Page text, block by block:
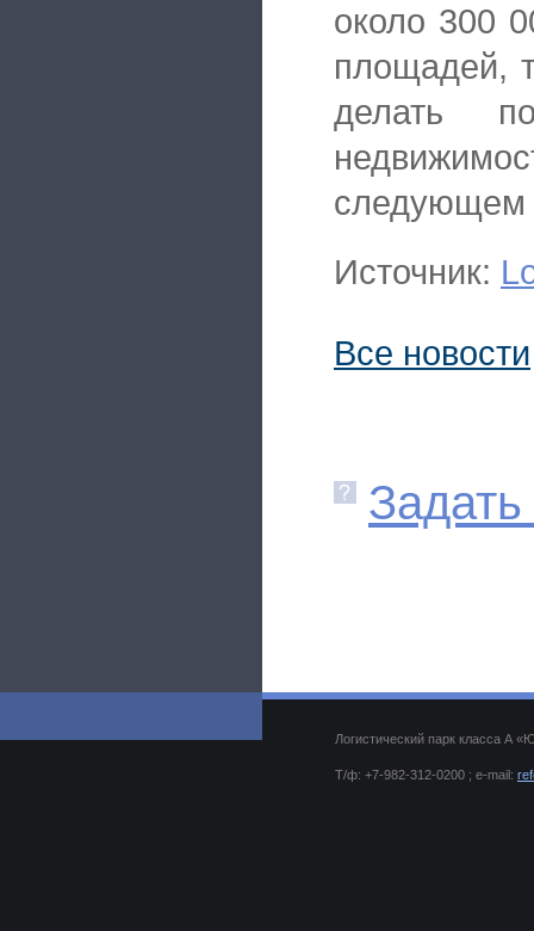
около 300
площадей,
делать
следующем
Источник:
Все новости
Логистический парк класса А
Т/ф: +7-982-312-0200 ; e-mail: